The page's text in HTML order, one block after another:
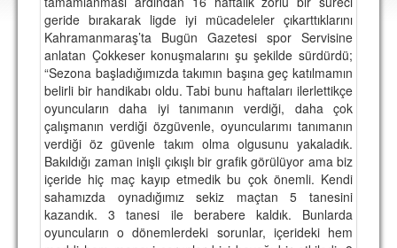
DEPLASMAN
LİSANSLI ÜRÜNLER
MULTİMEDYA
FOTOĞRAF & VİDEOLAR
MARŞ & TEZAHÜRATLAR
KULÜP
AMBLEM
geride bırakarak ligde iyi mücadeleler çıkarttıklarını
Kahramanmaraş’ta Bugün Gazetesi spor Servisine
anlatan Çokkeser konuşmalarını şu şekilde sürdürdü;
“Sezona başladığımızda takımın başına geç katılmamın
belirli bir handikabı oldu. Tabi bunu haftaları ilerlettikçe
oyuncuların daha iyi tanımanın verdiği, daha çok
çalışmanın verdiği özgüvenle, oyuncularımı tanımanın
verdiği öz güvenle takım olma olgusunu yakaladık.
Bakıldığı zaman inişli çıkışlı bir grafik görülüyor ama biz
içeride hiç maç kayıp etmedik bu çok önemli. Kendi
sahamızda oynadığımız sekiz maçtan 5 tanesini
kazandık. 3 tanesi ile berabere kaldık. Bunlarda
oyuncuların o dönemlerdeki sorunlar, içerideki hem